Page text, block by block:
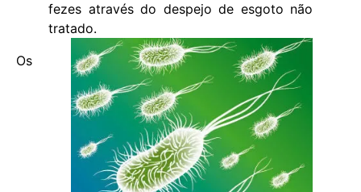
fezes através do despejo de esgoto não
tratado.
Os